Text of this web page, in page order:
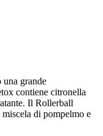
una grande
contiene citronella
Il Rollerball
di pompelmo e